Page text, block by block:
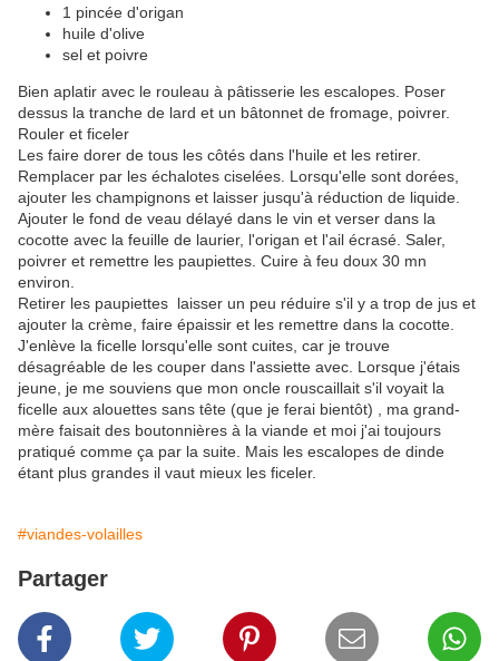
1 pincée d'origan
huile d'olive
sel et poivre
Bien aplatir avec le rouleau à pâtisserie les escalopes. Poser
dessus la tranche de lard et un bâtonnet de fromage, poivrer.
Rouler et ficeler
Les faire dorer de tous les côtés dans l'huile et les retirer.
Remplacer par les échalotes ciselées. Lorsqu'elle sont dorées,
ajouter les champignons et laisser jusqu'à réduction de liquide.
Ajouter le fond de veau délayé dans le vin et verser dans la
cocotte avec la feuille de laurier, l'origan et l'ail écrasé. Saler,
poivrer et remettre les paupiettes. Cuire à feu doux 30 mn
environ.
Retirer les paupiettes laisser un peu réduire s'il y a trop de jus et
ajouter la crème, faire épaissir et les remettre dans la cocotte.
J'enlève la ficelle lorsqu'elle sont cuites, car je trouve
désagréable de les couper dans l'assiette avec. Lorsque j'étais
jeune, je me souviens que mon oncle rouscaillait s'il voyait la
ficelle aux alouettes sans tête (que je ferai bientôt) , ma grand-
mère faisait des boutonnières à la viande et moi j'ai toujours
pratiqué comme ça par la suite. Mais les escalopes de dinde
étant plus grandes il vaut mieux les ficeler.
#viandes-volailles
Partager